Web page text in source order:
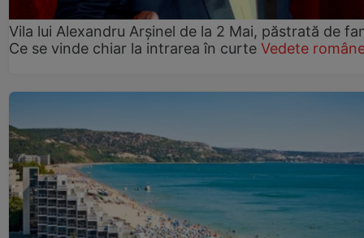
Vila lui Alexandru Arșinel de la 2 Mai, păstrată de
Ce se vinde chiar la intrarea în curte Vedete